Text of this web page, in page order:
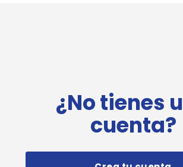
¿No tienes
cuenta?